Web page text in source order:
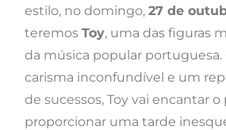
estilo, no domingo, 27 de
teremos Toy, uma das figuras
da música popular portuguesa.
carisma inconfundível e um
de sucessos, Toy vai encantar
proporcionar uma tarde